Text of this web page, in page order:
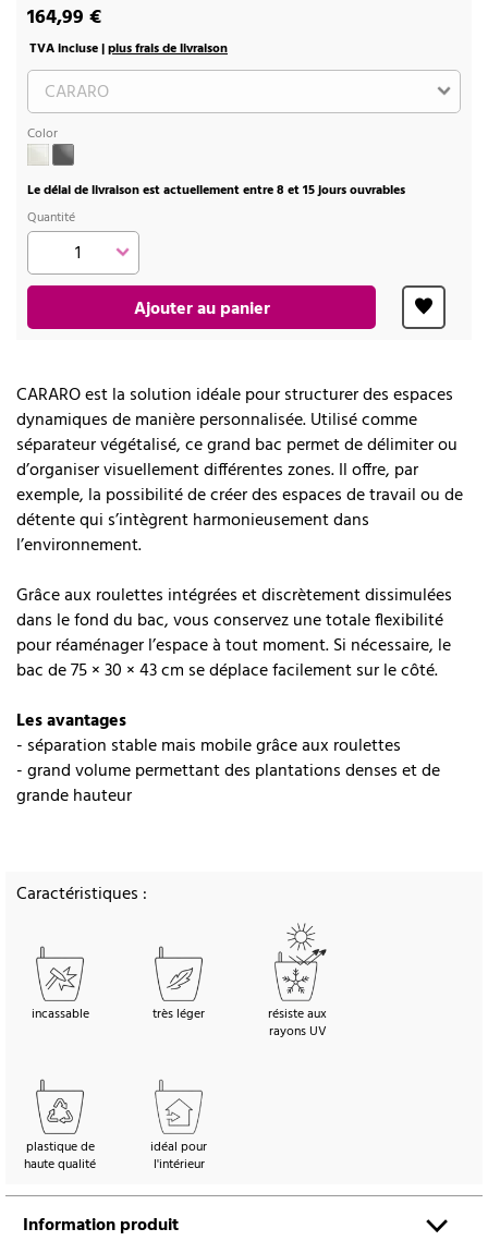
164,99 €
TVA incluse |plus frais de livraison
Color
Le délai de livraison est actuellement entre 8 et 15 jours ouvrables
Quantité
Ajouter au panier
CARARO est la solution idéale pour structurer des espaces
dynamiques de manière personnalisée. Utilisé comme
séparateur végétalisé, ce grand bac permet de délimiter ou
d’organiser visuellement différentes zones. Il offre, par
exemple, la possibilité de créer des espaces de travail ou de
détente qui s’intègrent harmonieusement dans
l’environnement.
Grâce aux roulettes intégrées et discrètement dissimulées
dans le fond du bac, vous conservez une totale flexibilité
pour réaménager l’espace à tout moment. Si nécessaire, le
bac de 75 × 30 × 43 cm se déplace facilement sur le côté.
Les avantages
- séparation stable mais mobile grâce aux roulettes
- grand volume permettant des plantations denses et de
grande hauteur
Caractéristiques :
incassable très léger
résiste aux
rayons UV
plastique de
haute qualité
idéal pour
l'intérieur
Information produit